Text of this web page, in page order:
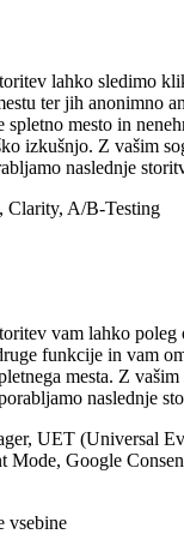
lahko sledimo
ter jih anonimno
spletno mesto in
izkušnjo. Z vašim
naslednje
Clarity, A/B-Testing
vam lahko
funkcije in vam
mesta. Z
naslednje
UET (Universal
Mode, Google
vsebine